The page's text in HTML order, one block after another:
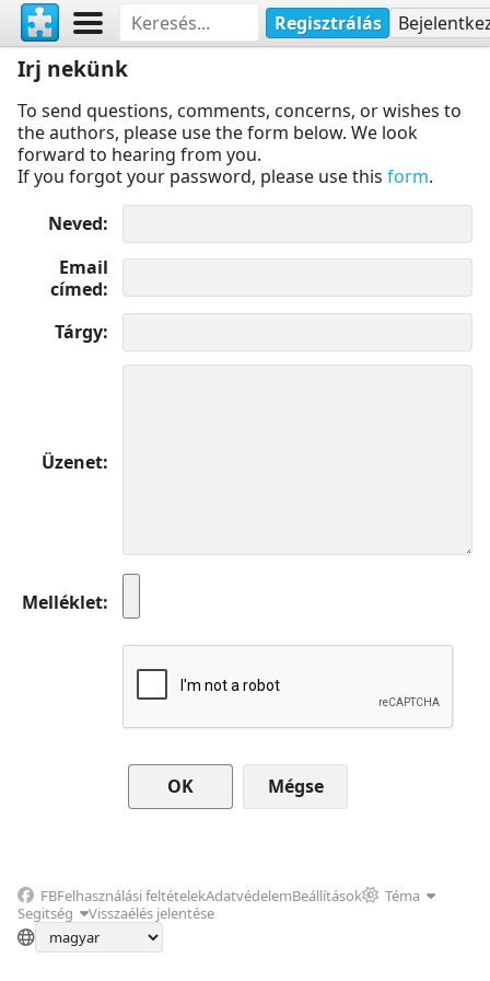
Regisztrálás
Irj nekünk
To send questions, comments, concerns, or wishes to
the authors, please use the form below. We look
forward to hearing from you.
If you forgot your password, please use this form.
Neved
Email
címed
Tárgy
Üzenet
Melléklet
Mégse
FBFelhasználási feltételekAdatvédelemBeállítások
Téma
Segitség
Visszaélés jelentése